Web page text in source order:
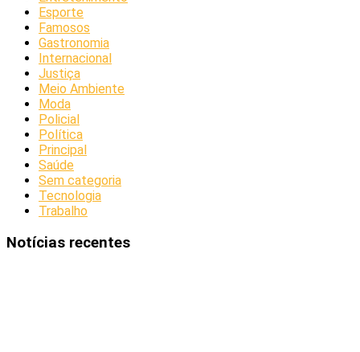
Esporte
Famosos
Gastronomia
Internacional
Justiça
Meio Ambiente
Moda
Policial
Política
Principal
Saúde
Sem categoria
Tecnologia
Trabalho
Notícias recentes